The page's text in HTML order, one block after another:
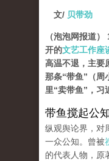
文/ 贝带劲
（泡泡网报道
开的文艺工作座
高温不退，主要
那条“带鱼”（
里“卖带鱼”，习
带鱼搅起公
纵观舆论界，对
一众公知。 曾被
的代表​​人物，原